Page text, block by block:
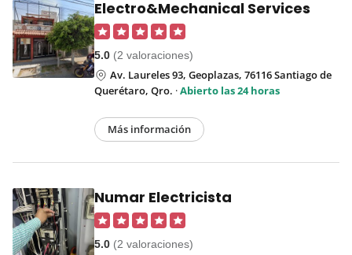
Electro&Mechanical Services
5.0 (2 valoraciones)
Av. Laureles 93, Geoplazas, 76116 Santiago de
Querétaro, Qro. ·Abierto las 24 horas
Más información
Numar Electricista
5.0 (2 valoraciones)